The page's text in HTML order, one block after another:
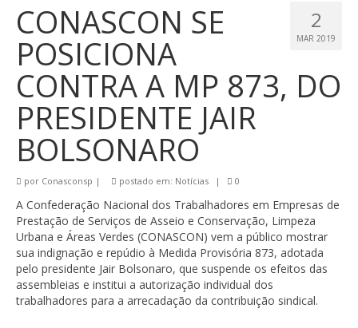
2
MAR 2019
CONASCON SE
POSICIONA
CONTRA A MP 873, DO
PRESIDENTE JAIR
BOLSONARO
por Conasconsp | postado em: Notícias | 0
A Confederação Nacional dos Trabalhadores em Empresas de
Prestação de Serviços de Asseio e Conservação, Limpeza
Urbana e Áreas Verdes (CONASCON) vem a público mostrar
sua indignação e repúdio à Medida Provisória 873, adotada
pelo presidente Jair Bolsonaro, que suspende os efeitos das
assembleias e institui a autorização individual dos
trabalhadores para a arrecadação da contribuição sindical.